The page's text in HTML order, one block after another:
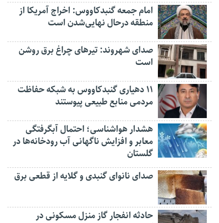
امام جمعه گنبدکاووس: اخراج آمریکا از
منطقه درحال نهایی‌شدن است
صدای شهروند: تیرهای چراغ برق روشن
است
۱۱ دهیاری گنبدکاووس به شبکه حفاظت
مردمی منابع طبیعی پیوستند
هشدار هواشناسی؛ احتمال آبگرفتگی
معابر و افزایش ناگهانی آب رودخانه‌ها در
گلستان
صدای نانوای گنبدی و گلایه از قطعی برق
حادثه انفجار گاز منزل مسکونی در